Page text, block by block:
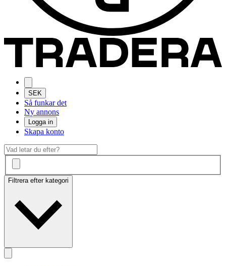
SEK
Så funkar det
Ny annons
Logga in
Skapa konto
Filtrera efter kategori